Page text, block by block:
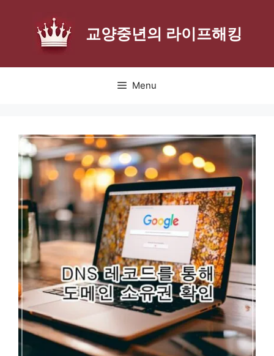
교양중년의 라이프해킹
Menu